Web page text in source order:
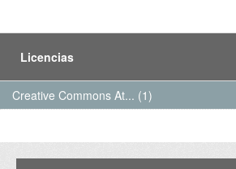
Licencias
Creative Commons At... (1)